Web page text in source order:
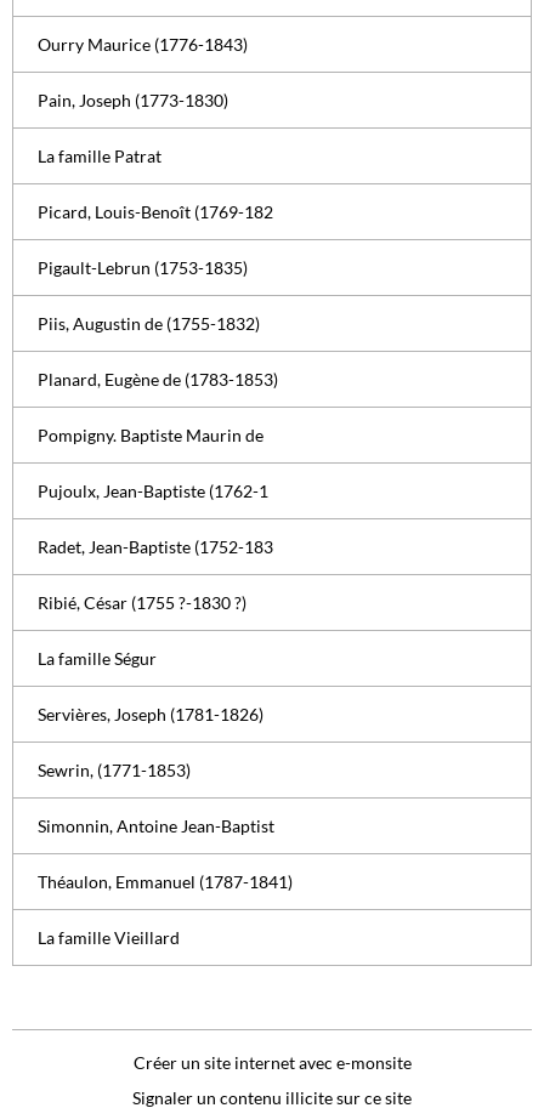
Ourry Maurice (1776-1843)
Pain, Joseph (1773-1830)
La famille Patrat
Picard, Louis-Benoît (1769-182
Pigault-Lebrun (1753-1835)
Piis, Augustin de (1755-1832)
Planard, Eugène de (1783-1853)
Pompigny. Baptiste Maurin de
Pujoulx, Jean-Baptiste (1762-1
Radet, Jean-Baptiste (1752-183
Ribié, César (1755 ?-1830 ?)
La famille Ségur
Servières, Joseph (1781-1826)
Sewrin, (1771-1853)
Simonnin, Antoine Jean-Baptist
Théaulon, Emmanuel (1787-1841)
La famille Vieillard
Créer un site internet avec e-monsite
Signaler un contenu illicite sur ce site